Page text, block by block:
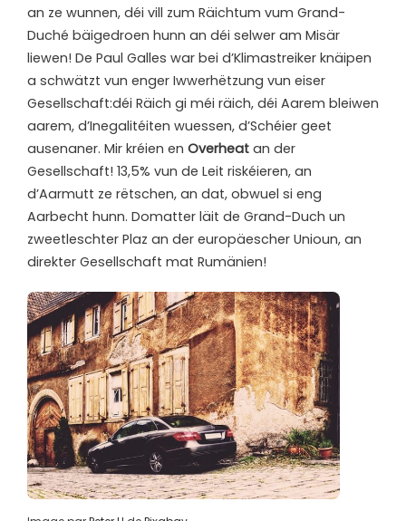
an ze wunnen, déi vill zum Räichtum vum Grand-
Duché bäigedroen hunn an déi selwer am Misär
liewen! De Paul Galles war bei d’Klimastreiker knäipen
a schwätzt vun enger Iwwerhëtzung vun eiser
Gesellschaft:déi Räich gi méi räich, déi Aarem bleiwen
aarem, d’Inegalitéiten wuessen, d’Schéier geet
ausenaner. Mir kréien en Overheat an der
Gesellschaft! 13,5% vun de Leit riskéieren, an
d’Aarmutt ze rëtschen, an dat, obwuel si eng
Aarbecht hunn. Domatter läit de Grand-Duch un
zweetleschter Plaz an der europäescher Unioun, an
direkter Gesellschaft mat Rumänien!